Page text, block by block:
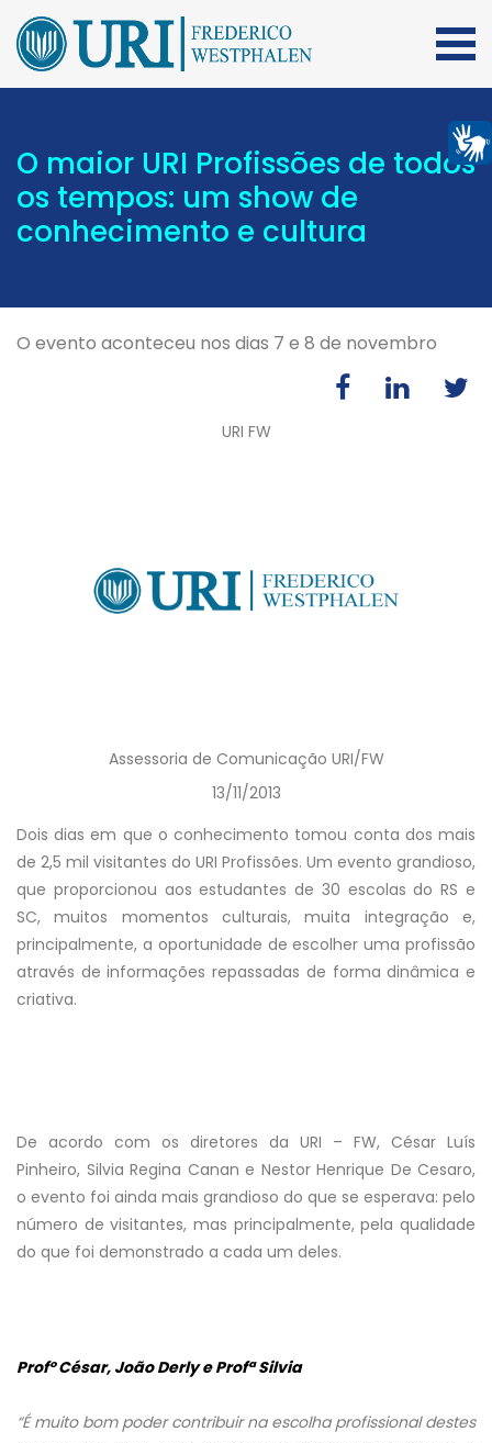
O maior URI Profissões de todos
os tempos: um show de
conhecimento e cultura
O evento aconteceu nos dias 7 e 8 de novembro
URI FW
Assessoria de Comunicação URI/FW
13/11/2013
Dois dias em que o conhecimento tomou conta dos mais
de 2,5 mil visitantes do URI Profissões. Um evento grandioso,
que proporcionou aos estudantes de 30 escolas do RS e
SC, muitos momentos culturais, muita integração e,
principalmente, a oportunidade de escolher uma profissão
através de informações repassadas de forma dinâmica e
criativa.
De acordo com os diretores da URI – FW, César Luís
Pinheiro, Silvia Regina Canan e Nestor Henrique De Cesaro,
o evento foi ainda mais grandioso do que se esperava: pelo
número de visitantes, mas principalmente, pela qualidade
do que foi demonstrado a cada um deles.
Profº César, João Derly e Profª Silvia
“É muito bom poder contribuir na escolha profissional destes